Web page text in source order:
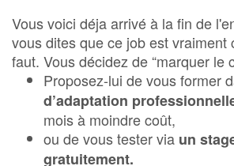
Vous voici déja arrivé à la fin de
vous dites que ce job est vraiment
faut. Vous décidez de “marquer le
Proposez-lui de vous former
d’adaptation
mois à moindre coût,
ou de vous tester via un
gratuitement.